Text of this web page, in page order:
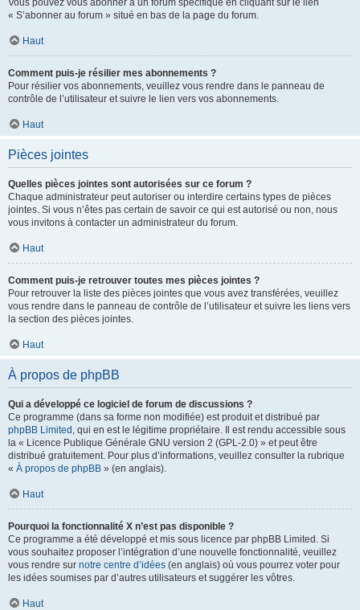
Vous pouvez vous abonner à un forum spécifique en cliquant sur le lien
« S’abonner au forum » situé en bas de la page du forum.
Haut
Comment puis-je résilier mes abonnements ?
Pour résilier vos abonnements, veuillez vous rendre dans le panneau de
contrôle de l’utilisateur et suivre le lien vers vos abonnements.
Haut
Pièces jointes
Quelles pièces jointes sont autorisées sur ce forum ?
Chaque administrateur peut autoriser ou interdire certains types de pièces
jointes. Si vous n’êtes pas certain de savoir ce qui est autorisé ou non, nous
vous invitons à contacter un administrateur du forum.
Haut
Comment puis-je retrouver toutes mes pièces jointes ?
Pour retrouver la liste des pièces jointes que vous avez transférées, veuillez
vous rendre dans le panneau de contrôle de l’utilisateur et suivre les liens vers
la section des pièces jointes.
Haut
À propos de phpBB
Qui a développé ce logiciel de forum de discussions ?
Ce programme (dans sa forme non modifiée) est produit et distribué par
phpBB Limited , qui en est le légitime propriétaire. Il est rendu accessible sous
la « Licence Publique Générale GNU version 2 (GPL-2.0) » et peut être
distribué gratuitement. Pour plus d’informations, veuillez consulter la rubrique
« À propos de phpBB » (en anglais).
Haut
Pourquoi la fonctionnalité X n’est pas disponible ?
Ce programme a été développé et mis sous licence par phpBB Limited. Si
vous souhaitez proposer l’intégration d’une nouvelle fonctionnalité, veuillez
vous rendre sur notre centre d’idées (en anglais) où vous pourrez voter pour
les idées soumises par d’autres utilisateurs et suggérer les vôtres.
Haut